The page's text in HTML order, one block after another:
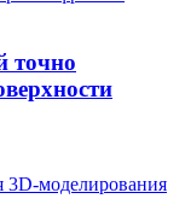
точно